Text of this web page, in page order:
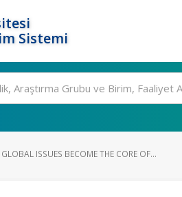
Sistemi
ISSUES BECOME THE CORE OF...